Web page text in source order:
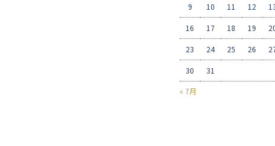
« 7月
9 10 11 12
16 17 18 19
23 24 25 26
30 31